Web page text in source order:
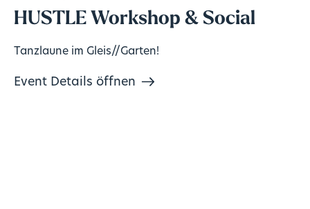
HUSTLE Workshop & Social
Tanzlaune im Gleis//Garten!
Event Details öffnen